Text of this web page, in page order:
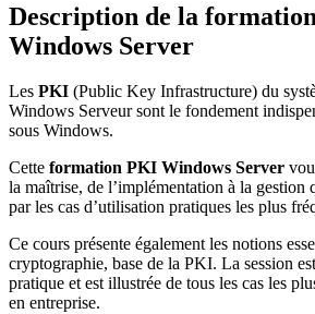
Description de la formation
Windows Server
Les PKI (Public Key Infrastructure) du
Windows Serveur sont le fondement
sous Windows.
Cette formation PKI Windows Server
la maîtrise, de l’implémentation à la gestion
par les cas d’utilisation pratiques les plus
Ce cours présente également les notions
cryptographie, base de la PKI. La session
pratique et est illustrée de tous les cas les
en entreprise.